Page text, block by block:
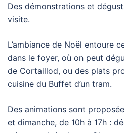
Des démonstrations et
visite.
L’ambiance de Noël entoure
dans le foyer, où on peut
de Cortaillod, ou des plats
cuisine du Buffet d’un tram.
Des animations sont
et dimanche, de 10h à 17h :